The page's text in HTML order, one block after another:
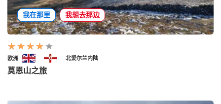
我在那里 我想去那边
欧洲 北爱尔兰内陆
莫恩山之旅